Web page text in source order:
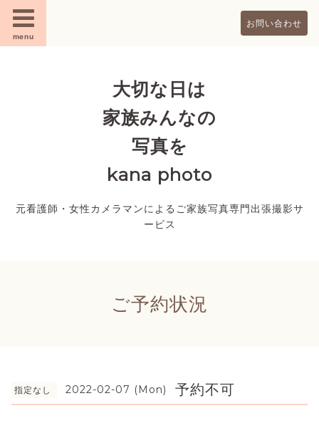
menu
お問い合わせ
大切な日は
家族みんなの
写真を
kana photo
元看護師・女性カメラマンによるご家族写真専門出張撮影サ
ービス
ご予約状況
指定なし 2022-02-07 (Mon) 予約不可